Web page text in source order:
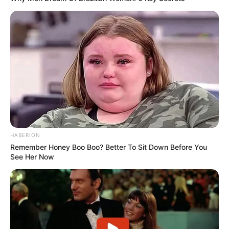
9. Fu yung hai
(foto: pergikuliner)
Fu yung hai adalah masakan China yang sudah diadaptasi di
HABERION
Remember Honey Boo Boo? Better To Sit Down Before You
See Her Now